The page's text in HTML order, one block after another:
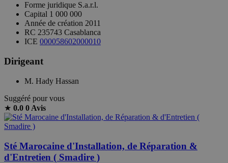
Forme juridique S.a.r.l.
Capital 1 000 000
Année de création 2011
RC 235743 Casablanca
ICE 000058602000010
Dirigeant
M. Hady Hassan
Suggéré pour vous
★ 0.0 0 Avis
Sté Marocaine d'Installation, de Réparation &
d'Entretien ( Smadire )